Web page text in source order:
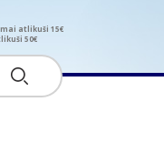
atlikuši 15€
50€